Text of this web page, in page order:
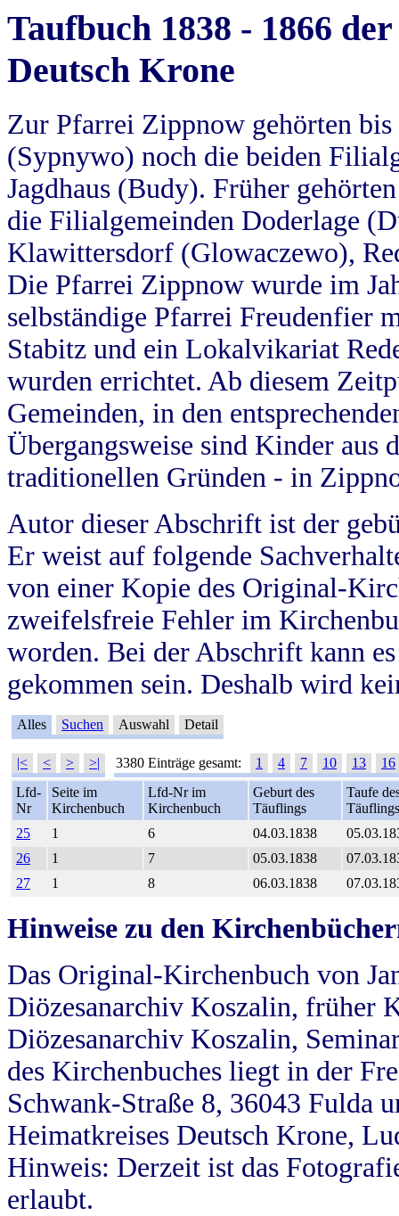
Taufbuch 1838 - 1866
Deutsch Krone
Zur Pfarrei Zippnow gehörten
(Sypnywo) noch die beiden
Jagdhaus (Budy). Früher
die Filialgemeinden Doderlage
Klawittersdorf (Glowaczewo),
Die Pfarrei Zippnow wurde im
selbständige Pfarrei Freudenfier
Stabitz und ein Lokalvikariat
wurden errichtet. Ab diesem
Gemeinden, in den
Übergangsweise sind Kinder aus
traditionellen Gründen - in
Autor dieser Abschrift ist der
Er weist auf folgende
von einer Kopie des Original-
zweifelsfreie Fehler im
worden. Bei der Abschrift kann
gekommen sein. Deshalb wird
Alles Suchen Auswahl Detail
|< < > >| 3380 Einträge gesamt: 1 4 7 10 13
16
Lfd-
Nr
Seite im
Kirchenbuch
Lfd-Nr im
Kirchenbuch
Geburt des
Täuflings
Taufe
Täuflings
25
1 6 04.03.1838
26
1 7 05.03.1838
27
1 8 06.03.1838
Hinweise zu den
Das Original-Kirchenbuch von
Diözesanarchiv Koszalin, früher
Diözesanarchiv Koszalin,
des Kirchenbuches liegt in der
Schwank-Straße 8, 36043 Fulda
Heimatkreises Deutsch Krone,
Hinweis: Derzeit ist das
erlaubt.